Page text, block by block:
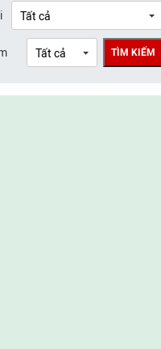
Việt Nam tỉnh Lào Cai
Việt Nam tỉnh Thái Nguyên
TÌM KIẾM